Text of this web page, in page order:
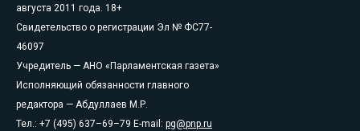
августа 2011 года. 18+
Свидетельство о регистрации Эл № ФС77-
46097
Учредитель — АНО «Парламентская газета»
Исполняющий обязанности главного
редактора — Абдуллаев М.Р.
Тел.: +7 (495) 637–69–79 E-mail: pg@pnp.ru